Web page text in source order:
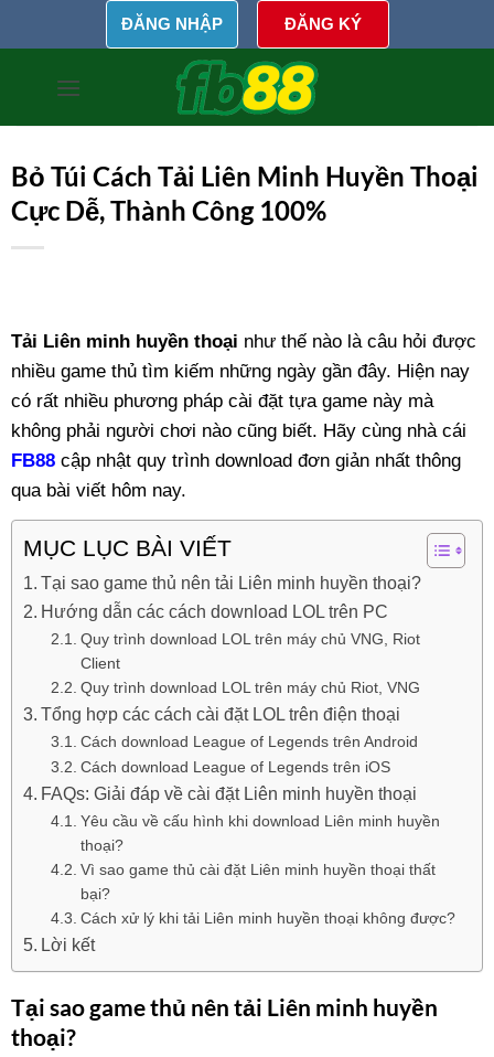
ĐĂNG NHẬP ĐĂNG KÝ
Bỏ Túi Cách Tải Liên Minh Huyền Thoại
Cực Dễ, Thành Công 100%
Tải Liên minh huyền thoại như thế nào là câu hỏi được
nhiều game thủ tìm kiếm những ngày gần đây. Hiện nay
có rất nhiều phương pháp cài đặt tựa game này mà
không phải người chơi nào cũng biết. Hãy cùng nhà cái
FB88 cập nhật quy trình download đơn giản nhất thông
qua bài viết hôm nay.
MỤC LỤC BÀI VIẾT
Tại sao game thủ nên tải Liên minh huyền thoại?
Hướng dẫn các cách download LOL trên PC
Quy trình download LOL trên máy chủ VNG, Riot
Client
Quy trình download LOL trên máy chủ Riot, VNG
Tổng hợp các cách cài đặt LOL trên điện thoại
Cách download League of Legends trên Android
Cách download League of Legends trên iOS
FAQs: Giải đáp về cài đặt Liên minh huyền thoại
Yêu cầu về cấu hình khi download Liên minh huyền
thoại?
Vì sao game thủ cài đặt Liên minh huyền thoại thất
bại?
Cách xử lý khi tải Liên minh huyền thoại không được?
Lời kết
Tại sao game thủ nên tải Liên minh huyền
thoại?